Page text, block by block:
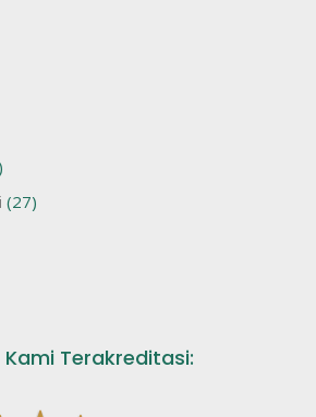
(27)
Terakreditasi: